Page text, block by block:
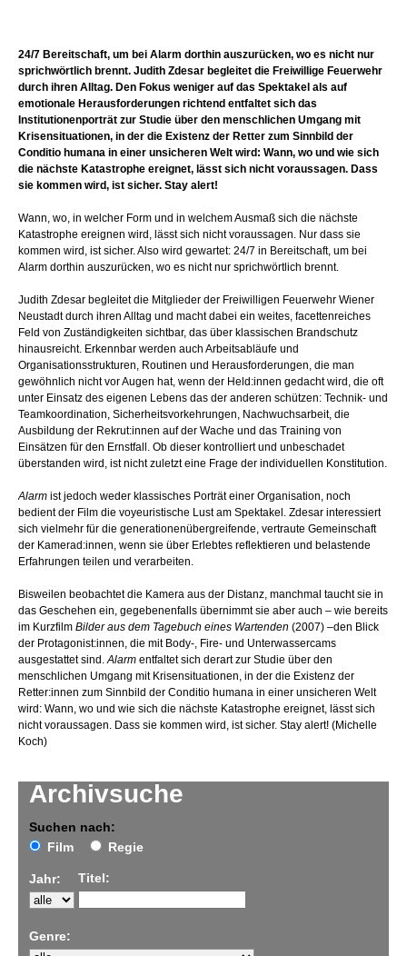
Archivsuche
Suchen nach:
Film
Regie
Jahr: Titel:
Genre:
24/7 Bereitschaft, um bei Alarm dorthin auszurücken, wo es nicht nur
sprichwörtlich brennt. Judith Zdesar begleitet die Freiwillige Feuerwehr
durch ihren Alltag. Den Fokus weniger auf das Spektakel als auf
emotionale Herausforderungen richtend entfaltet sich das
Institutionenporträt zur Studie über den menschlichen Umgang mit
Krisensituationen, in der die Existenz der Retter zum Sinnbild der
Conditio humana in einer unsicheren Welt wird: Wann, wo und wie sich
die nächste Katastrophe ereignet, lässt sich nicht voraussagen. Dass
sie kommen wird, ist sicher. Stay alert!
Wann, wo, in welcher Form und in welchem Ausmaß sich die nächste
Katastrophe ereignen wird, lässt sich nicht voraussagen. Nur dass sie
kommen wird, ist sicher. Also wird gewartet: 24/7 in Bereitschaft, um bei
Alarm dorthin auszurücken, wo es nicht nur sprichwörtlich brennt.
Judith Zdesar begleitet die Mitglieder der Freiwilligen Feuerwehr Wiener
Neustadt durch ihren Alltag und macht dabei ein weites, facettenreiches
Feld von Zuständigkeiten sichtbar, das über klassischen Brandschutz
hinausreicht. Erkennbar werden auch Arbeitsabläufe und
Organisationsstrukturen, Routinen und Herausforderungen, die man
gewöhnlich nicht vor Augen hat, wenn der Held:innen gedacht wird, die oft
unter Einsatz des eigenen Lebens das der anderen schützen: Technik- und
Teamkoordination, Sicherheitsvorkehrungen, Nachwuchsarbeit, die
Ausbildung der Rekrut:innen auf der Wache und das Training von
Einsätzen für den Ernstfall. Ob dieser kontrolliert und unbeschadet
überstanden wird, ist nicht zuletzt eine Frage der individuellen Konstitution.
Alarm ist jedoch weder klassisches Porträt einer Organisation, noch
bedient der Film die voyeuristische Lust am Spektakel. Zdesar interessiert
sich vielmehr für die generationenübergreifende, vertraute Gemeinschaft
der Kamerad:innen, wenn sie über Erlebtes reflektieren und belastende
Erfahrungen teilen und verarbeiten.
Bisweilen beobachtet die Kamera aus der Distanz, manchmal taucht sie in
das Geschehen ein, gegebenenfalls übernimmt sie aber auch – wie bereits
im Kurzfilm Bilder aus dem Tagebuch eines Wartenden (2007) –den Blick
der Protagonist:innen, die mit Body-, Fire- und Unterwassercams
ausgestattet sind.Alarm entfaltet sich derart zur Studie über den
menschlichen Umgang mit Krisensituationen, in der die Existenz der
Retter:innen zum Sinnbild der Conditio humana in einer unsicheren Welt
wird: Wann, wo und wie sich die nächste Katastrophe ereignet, lässt sich
nicht voraussagen. Dass sie kommen wird, ist sicher. Stay alert! (Michelle
Koch)